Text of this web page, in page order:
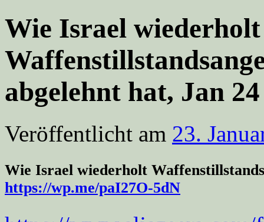
Wie Israel wiederholt
abgelehnt hat, Jan 24
Veröffentlicht am 23.
Wie Israel wiederholt
https://wp.me/paI27O-5dN